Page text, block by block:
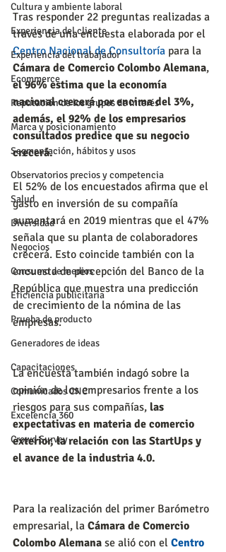
Cultura y ambiente laboral
Experiencia del cliente
Experiencia del trabajador
Ecommerce
Reputación de los grupos de interés
Marca y posicionamiento
Segmentación, hábitos y usos
Observatorios precios y competencia
Salud
Diversidad
Negocios
Consumo de medios
Eficiencia publicitaria
Prueba de producto
Generadores de ideas
Capacitaciones
Comunicados CNC
Excelencia 360
Crowd Survey
Tras responder 22 preguntas realizadas a
través de una encuesta elaborada por el
Centro Nacional de Consultoría para la
Cámara de Comercio Colombo Alemana,
el 96% estima que la economía
nacional crecerá por encima del 3%,
además, el 92% de los empresarios
consultados predice que su negocio
crecerá.
El 52% de los encuestados afirma que el
gasto en inversión de su compañía
aumentará en 2019 mientras que el 47%
señala que su planta de colaboradores
crecerá. Esto coincide también con la
encuesta de percepción del Banco de la
República que muestra una predicción
de crecimiento de la nómina de las
empresas.
La encuesta también indagó sobre la
opinión de los empresarios frente a los
riesgos para sus compañías, las
expectativas en materia de comercio
exterior, la relación con las StartUps y
el avance de la industria 4.0.
Para la realización del primer Barómetro
empresarial, la Cámara de Comercio
Colombo Alemana se alió con el Centro